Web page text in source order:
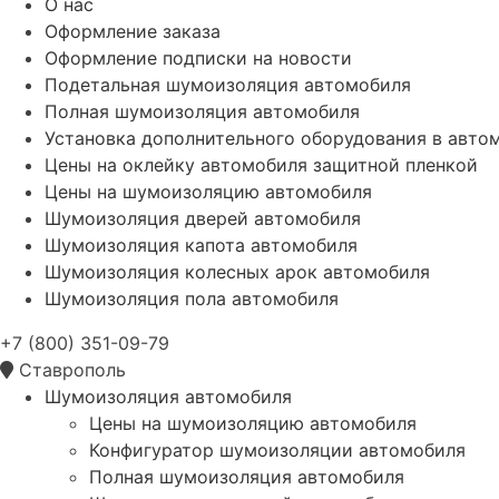
Оформление заказа
Оформление подписки на новости
Подетальная шумоизоляция автомобиля
Полная шумоизоляция автомобиля
Установка дополнительного оборудования в
Цены на оклейку автомобиля защитной пленкой
Цены на шумоизоляцию автомобиля
Шумоизоляция дверей автомобиля
Шумоизоляция капота автомобиля
Шумоизоляция колесных арок автомобиля
Шумоизоляция пола автомобиля
+7 (800) 351-09-79
Ставрополь
Шумоизоляция автомобиля
Цены на шумоизоляцию автомобиля
Конфигуратор шумоизоляции автомобиля
Полная шумоизоляция автомобиля